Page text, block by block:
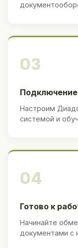
03
Подключение
Настроим
системой и
04
Готово к
Начинайте
документами с